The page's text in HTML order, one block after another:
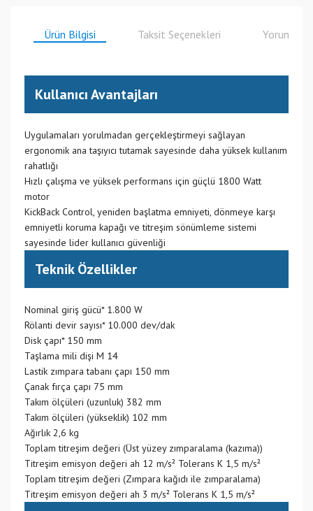
Ürün Bilgisi Taksit Seçenekleri Yorumlar
Kullanıcı Avantajları
Uygulamaları yorulmadan gerçekleştirmeyi sağlayan
ergonomik ana taşıyıcı tutamak sayesinde daha yüksek kullanım
rahatlığı
Hızlı çalışma ve yüksek performans için güçlü 1800 Watt
motor
KickBack Control, yeniden başlatma emniyeti, dönmeye karşı
emniyetli koruma kapağı ve titreşim sönümleme sistemi
sayesinde lider kullanıcı güvenliği
Teknik Özellikler
Nominal giriş gücü* 1.800 W
Rölanti devir sayısı* 10.000 dev/dak
Disk çapı* 150 mm
Taşlama mili dişi M 14
Lastik zımpara tabanı çapı 150 mm
Çanak fırça çapı 75 mm
Takım ölçüleri (uzunluk) 382 mm
Takım ölçüleri (yükseklik) 102 mm
Ağırlık 2,6 kg
Toplam titreşim değeri (Üst yüzey zımparalama (kazıma))
Titreşim emisyon değeri ah 12 m/s² Tolerans K 1,5 m/s²
Toplam titreşim değeri (Zımpara kağıdı ile zımparalama)
Titreşim emisyon değeri ah 3 m/s² Tolerans K 1,5 m/s²